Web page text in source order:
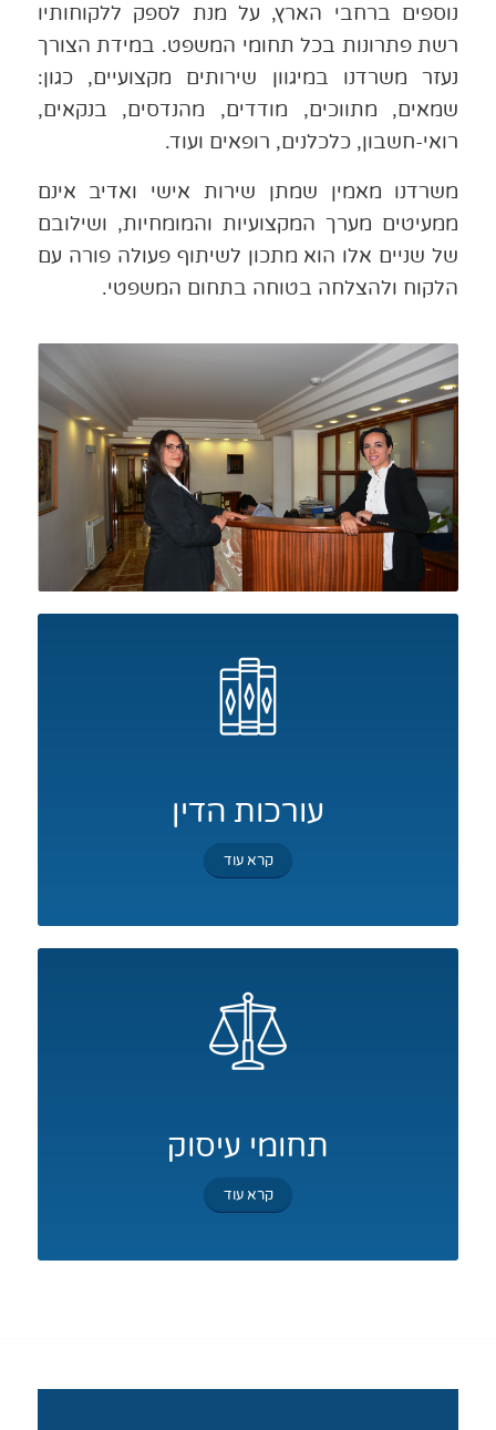
נוספים ברחבי הארץ, על מנת לספק ללקוחותיו
רשת פתרונות בכל תחומי המשפט. במידת הצורך
נעזר משרדנו במיגוון שירותים מקצועיים, כגון:
שמאים, מתווכים, מודדים, מהנדסים, בנקאים,
רואי-חשבון, כלכלנים, רופאים ועוד.
משרדנו מאמין שמתן שירות אישי ואדיב אינם
ממעיטים מערך המקצועיות והמומחיות, ושילובם
של שניים אלו הוא מתכון לשיתוף פעולה פורה עם
הלקוח ולהצלחה בטוחה בתחום המשפטי.
עורכות הדין
קרא עוד
תחומי עיסוק
קרא עוד